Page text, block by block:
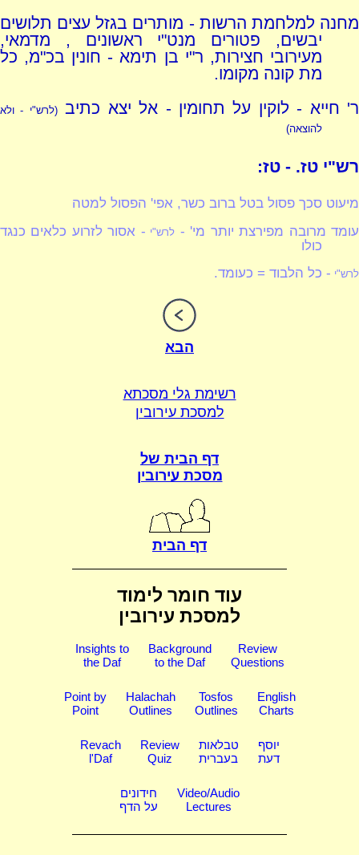
מחנה למלחמת הרשות - מותרים בגזל עצים תלושים
יבשים, פטורים מנט"י ראשונים , מדמאי,
מעירובי חצירות, ר"י בן תימא - חונין בכ"מ, כל
מת קונה מקומו.
ר' חייא - לוקין על תחומין - אל יצא כתיב(לרש"י - ולא
להוצאה)
רש"י טז. - טז:
מיעוט סכך פסול בטל ברוב כשר, אפי' הפסול למטה
עומד מרובה מפירצת יותר מי' - לרש"י - אסור לזרוע כלאים כנגד
כולו
לרש"י - כל הלבוד = כעומד.
הבא
רשימת גלי מסכתא
למסכת עירובין
דף הבית של
מסכת עירובין
דף הבית
עוד חומר לימוד
למסכת עירובין
Insights to
the Daf
Background
to the Daf
Review
Questions
Point by
Point
Halachah
Outlines
Tosfos
Outlines
English
Charts
Revach
l'Daf
Review
Quiz
טבלאות
בעברית
יוסף
דעת
חידונים
על הדף
Video/Audio
Lectures